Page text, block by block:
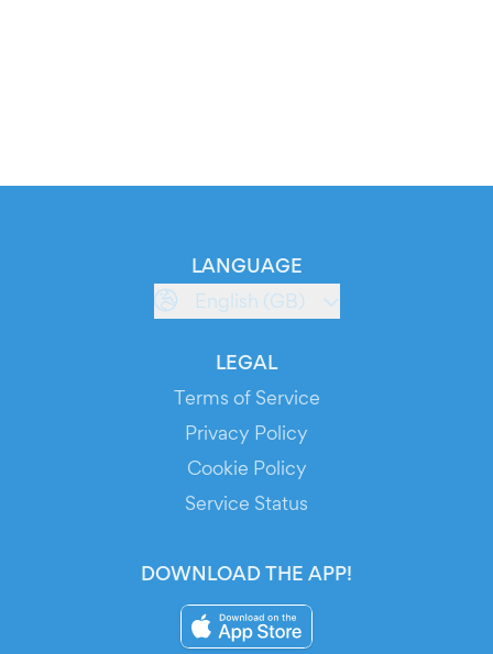
LANGUAGE
English (GB)
LEGAL
Terms of Service
Privacy Policy
Cookie Policy
Service Status
DOWNLOAD THE APP!